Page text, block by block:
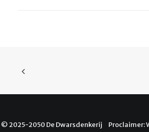
© 2025-2050 De Dwarsdenkerij Proclaimer: